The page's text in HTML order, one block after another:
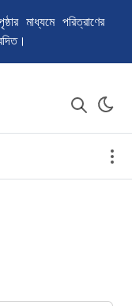
মাধ্যমে পরিত্রাণের